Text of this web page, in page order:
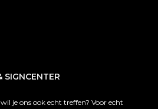
SIGNCENTER
je ons ook echt treffen? Voor echt